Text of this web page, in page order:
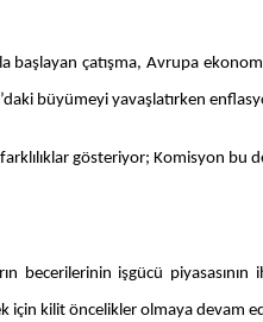
başlayan çatışma, Avrupa
büyümeyi yavaşlatırken
gösteriyor; Komisyon
becerilerinin işgücü
için kilit öncelikler olmaya devam